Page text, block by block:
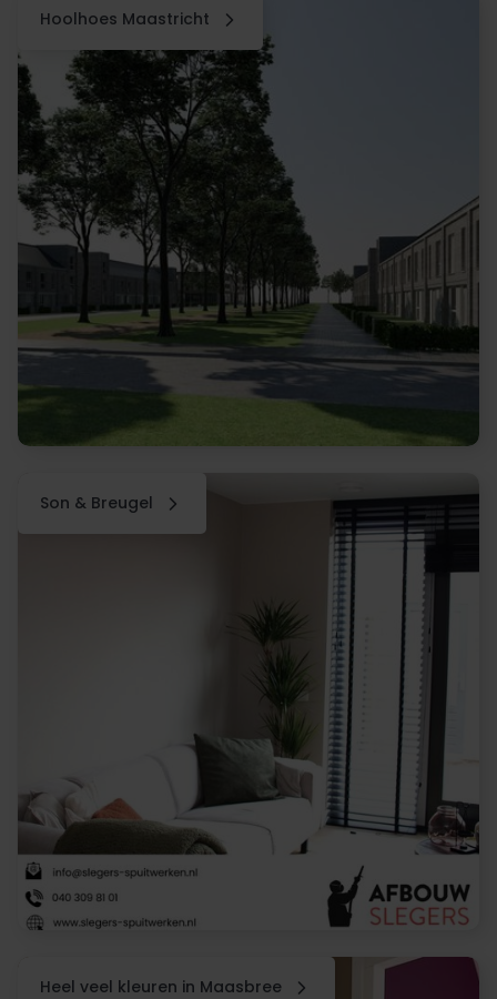
Hoolhoes Maastricht
Son & Breugel
Heel veel kleuren in Maasbree